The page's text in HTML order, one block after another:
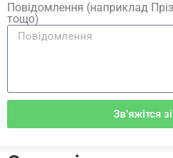
Повідомлення (наприклад
тощо)
Зв'яжітся